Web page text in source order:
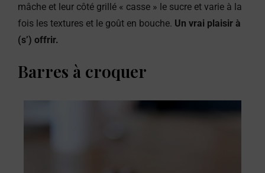
mâche et leur côté grillé « casse » le sucre et varie à la
fois les textures et le goût en bouche. Un vrai plaisir à
(s’) offrir.
Barres à croquer